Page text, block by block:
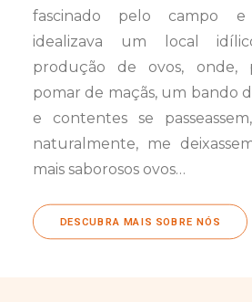
fascinado pelo campo e
idealizava um local
produção de ovos, onde,
pomar de maçãs, um bando
e contentes se
naturalmente, me
mais saborosos ovos…
DESCUBRA MAIS SOBRE NÓS